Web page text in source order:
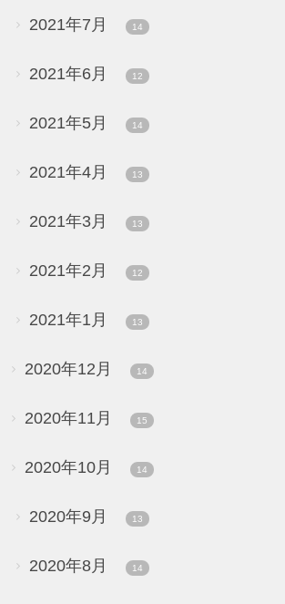
2021年7月 14
2021年6月 12
2021年5月 14
2021年4月 13
2021年3月 13
2021年2月 12
2021年1月 13
2020年12月 14
2020年11月 15
2020年10月 14
2020年9月 13
2020年8月 14